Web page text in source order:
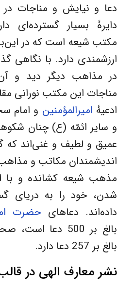
دعا و نیایش و مناجات در
دایرۀ بسیار گسترده‌ای
مکتب شیعه است که در
ارزشمندی دارد. با نگاهی
در مذاهب دیگر دید و
مناجات این مکتب نورانی
ادعیۀ امیرالمؤمنین و امام
و سایر ائمّه (ع) چنان
عمیق و لطیف و غنی‌اند که
اندیشمندان مکاتب و
مذهب شیعه کشانده و با
شدن، خود را به دریای
داده‌اند. دعاهایحضرت
بالغ بر 500 دعا
بالغ بر 257 دعا دارد.
نشر معارف الهی در